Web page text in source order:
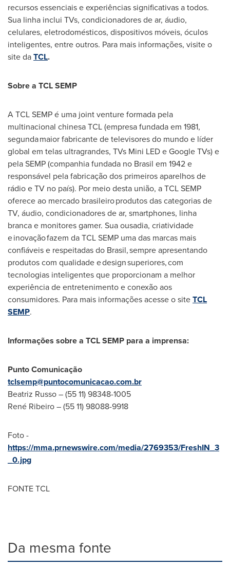
recursos essenciais e experiências significativas a todos.
Sua linha inclui TVs, condicionadores de ar, áudio,
celulares, eletrodomésticos, dispositivos móveis, óculos
inteligentes, entre outros. Para mais informações, visite o
site daTCL.
Sobre a TCL SEMP
A TCL SEMP é uma joint venture formada pela
multinacional chinesa TCL (empresa fundada em 1981,
segunda maior fabricante de televisores do mundo e líder
global em telas ultragrandes, TVs Mini LED e Google TVs) e
pela SEMP (companhia fundada no Brasil em 1942 e
responsável pela fabricação dos primeiros aparelhos de
rádio e TV no país). Por meio desta união, a TCL SEMP
oferece ao mercado brasileiro produtos das categorias de
TV, áudio, condicionadores de ar, smartphones, linha
branca e monitores gamer. Sua ousadia, criatividade
e inovação fazem da TCL SEMP uma das marcas mais
confiáveis e respeitadas do Brasil, sempre apresentando
produtos com qualidade e design superiores, com
tecnologias inteligentes que proporcionam a melhor
experiência de entretenimento e conexão aos
consumidores. Para mais informações acesse o siteTCL
SEMP.
Informações sobre a TCL SEMP para a imprensa:
Punto Comunicação
tclsemp@puntocomunicacao.com.br
Beatriz Russo– (55 11) 98348-1005
René Ribeiro – (55 11) 98088-9918
Foto -
https://mma.prnewswire.com/media/2769353/FreshIN_3
_0.jpg
FONTE TCL
Da mesma fonte